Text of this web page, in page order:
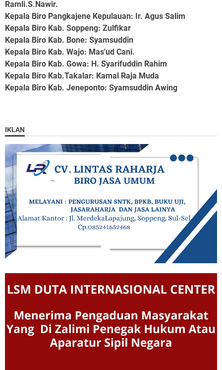
Ramli.S.Nawir.
Kepala Biro Pangkajene Kepulauan: Ir. Agus Salim
Kepala Biro Kab. Soppeng: Zulfikar
Kepala Biro Kab. Bone: Syamsuddin
Kepala Biro Kab. Wajo: Mas'ud Cani.
Kepala Biro Kab. Gowa: H. Syarifuddin Rahim
Kepala Biro Kab.Takalar: Kamal Raja Muda
Kepala Biro Kab. Jeneponto: Syamsuddin Awing
IKLAN